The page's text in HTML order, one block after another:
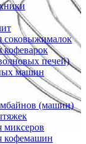
соковыжималок
кофеварок
печей)
машин
(машин)
миксеров
кофемашин